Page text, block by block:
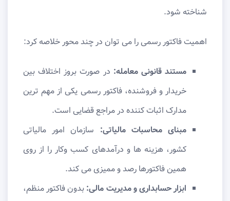
شناخته شود.
اهمیت فاکتور رسمی را می توان در چند محور خلاصه کرد:
مستند قانونی معامله: در صورت بروز اختلاف بین
خریدار و فروشنده، فاکتور رسمی یکی از مهم ترین
مدارک اثبات کننده در مراجع قضایی است.
مبنای محاسبات مالیاتی: سازمان امور مالیاتی
کشور، هزینه ها و درآمدهای کسب وکار را از روی
همین فاکتورها رصد و ممیزی می کند.
ابزار حسابداری و مدیریت مالی: بدون فاکتور منظم،